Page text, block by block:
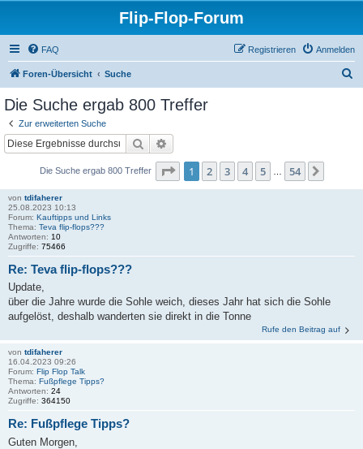
Flip-Flop-Forum
FAQ Anmelden
Registrieren
Foren-Übersicht Suche
Die Suche ergab 800 Treffer
Zur erweiterten Suche
Suche
Die Suche ergab 800 Treffer Seite 1von 54
1 2 3 4 5 54
von tdifaherer
25.08.2023 10:13
Forum: Kauftipps und Links
Thema: Teva flip-flops???
Antworten: 10
Zugriffe: 75466
Re: Teva flip-flops???
Update,
über die Jahre wurde die Sohle weich, dieses Jahr hat sich die Sohle
aufgelöst, deshalb wanderten sie direkt in die Tonne
Rufe den Beitrag auf
von tdifaherer
16.04.2023 09:26
Forum: Flip Flop Talk
Thema: Fußpflege Tipps?
Antworten: 24
Zugriffe: 364150
Re: Fußpflege Tipps?
Guten Morgen,